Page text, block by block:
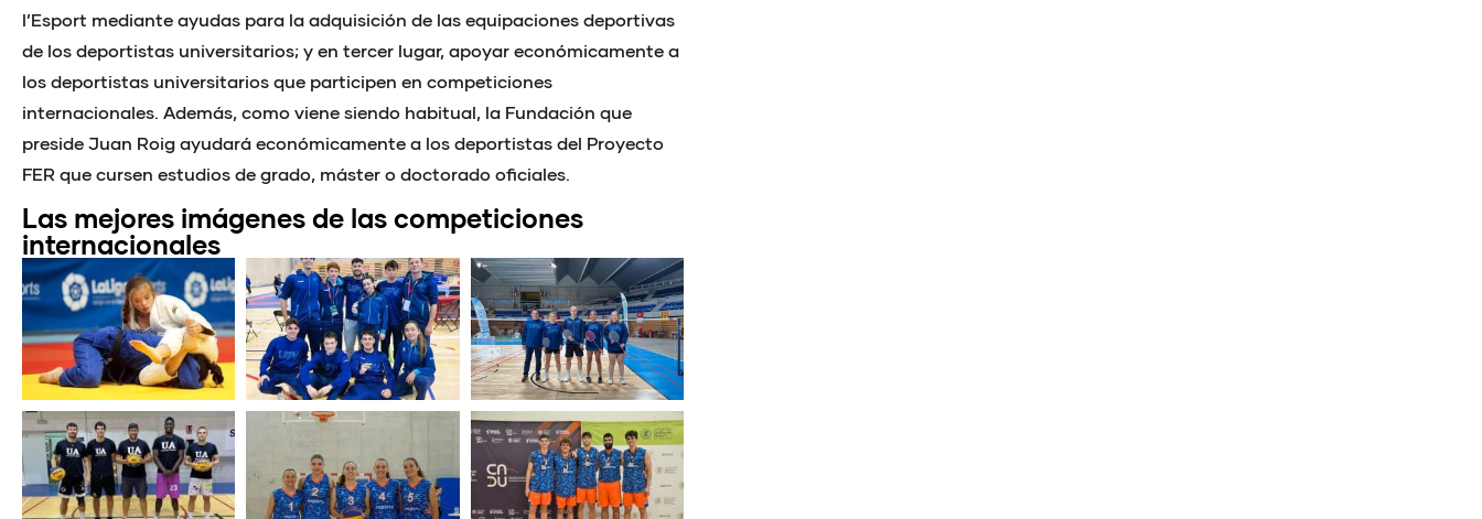
l’Esport mediante ayudas para la adquisición de las equipaciones deportivas
de los deportistas universitarios; y en tercer lugar, apoyar económicamente a
los deportistas universitarios que participen en competiciones
internacionales. Además, como viene siendo habitual, la Fundación que
preside Juan Roig ayudará económicamente a los deportistas del Proyecto
FER que cursen estudios de grado, máster o doctorado oficiales.
Las mejores imágenes de las competiciones
internacionales